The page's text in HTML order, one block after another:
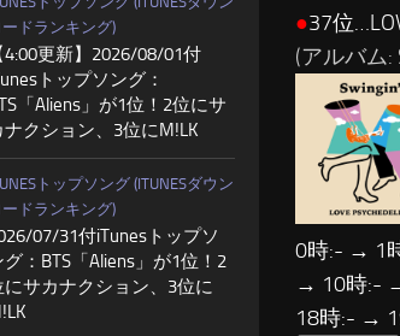
●37位
(アルバム:
0時:- → 1
→ 10時:-
18時:- →
ードランキング)
4:00更新】2026/08/01付
トップソング：
「Aliens」が1位！2位にサ
ナクション、3位にM!LK
トップソング (ITUNESダウン
ードランキング)
07/31付iTunesトップソ
グ：BTS「Aliens」が1位！2
にサカナクション、3位に